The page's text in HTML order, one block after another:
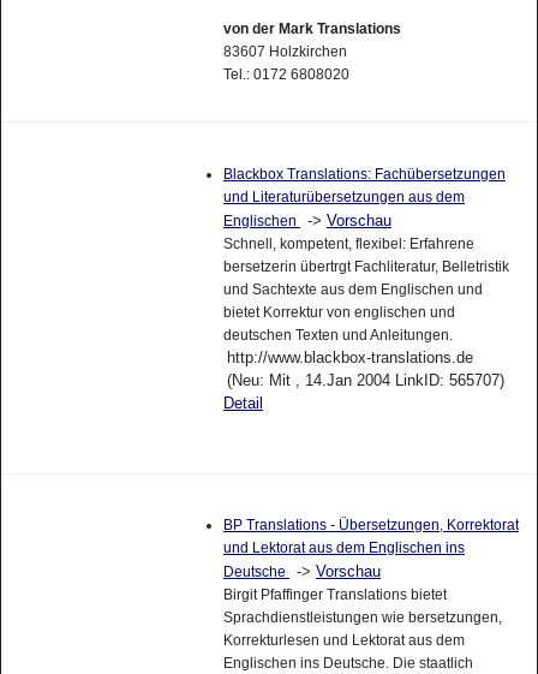
von der Mark Translations
83607 Holzkirchen
Tel.: 0172 6808020
Blackbox Translations: Fachübersetzungen
und Literaturübersetzungen aus dem
Englischen
-> Vorschau
Schnell, kompetent, flexibel: Erfahrene
bersetzerin übertrgt Fachliteratur, Belletristik
und Sachtexte aus dem Englischen und
bietet Korrektur von englischen und
deutschen Texten und Anleitungen.
http://www.blackbox-translations.de
(Neu: Mit , 14.Jan 2004 LinkID: 565707)
Detail
BP Translations - Übersetzungen, Korrektorat
und Lektorat aus dem Englischen ins
Deutsche
-> Vorschau
Birgit Pfaffinger Translations bietet
Sprachdienstleistungen wie bersetzungen,
Korrekturlesen und Lektorat aus dem
Englischen ins Deutsche. Die staatlich